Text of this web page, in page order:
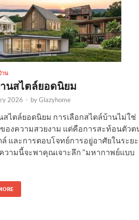
าน
นสไตล์ยอดนิยม
2026 - byGlazyhome
สไตล์ยอดนิยม การเลือกสไตล์บ้านไม่ใช่
ของความสวยงาม แต่คือการสะท้อนตัวต
และการตอบโจทย์การอยู่อาศัยในระยะ
วามนี้จะพาคุณเจาะลึก “มหากาพย์แบบ